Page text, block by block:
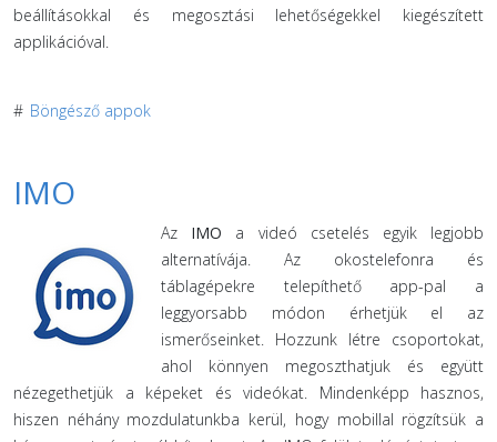
beállításokkal és megosztási lehetőségekkel kiegészített
applikációval.
# Böngésző appok
IMO
Az IMO a videó csetelés egyik legjobb
alternatívája. Az okostelefonra és
táblagépekre telepíthető app-pal a
leggyorsabb módon érhetjük el az
ismerőseinket. Hozzunk létre csoportokat,
ahol könnyen megoszthatjuk és együtt
nézegethetjük a képeket és videókat. Mindenképp hasznos,
hiszen néhány mozdulatunkba kerül, hogy mobillal rögzítsük a